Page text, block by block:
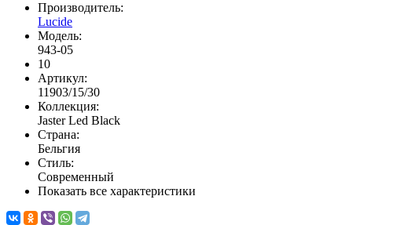
Производитель:
Lucide
Модель:
943-05
10
Артикул:
11903/15/30
Коллекция:
Jaster Led Black
Страна:
Бельгия
Стиль:
Современный
Показать все характеристики